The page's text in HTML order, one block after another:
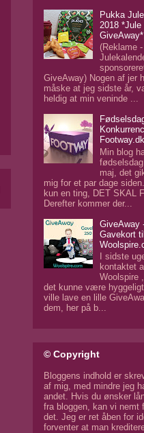
Pukka
2018 *Jule
GiveAway*.
(Reklame
GiveAway) Nogen af jer
måske at jeg sidste år,
heldig at min veninde ...
Footway.dk
Min blog
maj, det
mig for et par dage
kun en ting, DET SKAL
Derefter kommer der...
GiveAway
Gavekort til
I sidste
kontaktet
Woolspire
det kunne være
ville lave en lille
dem, her på b...
© Copyright
Bloggens indhold er
af mig, med mindre jeg
andet. Hvis du ønsker
fra bloggen, kan vi nemt
det. Jeg er ret åben for
forventer at man